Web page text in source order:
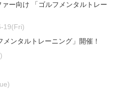
ー向け 「ゴルフメンタルトレー
19(Fri)
ンタルトレーニング」開催！